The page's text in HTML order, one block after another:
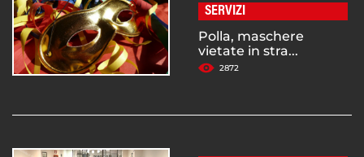
SERVIZI
Polla, maschere
vietate in stra...
2872